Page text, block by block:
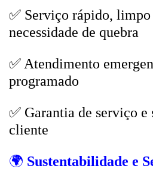
✅ Serviço rápido, limpo
necessidade de quebra
✅ Atendimento
programado
✅ Garantia de serviço
cliente
🌍 Sustentabilidade e